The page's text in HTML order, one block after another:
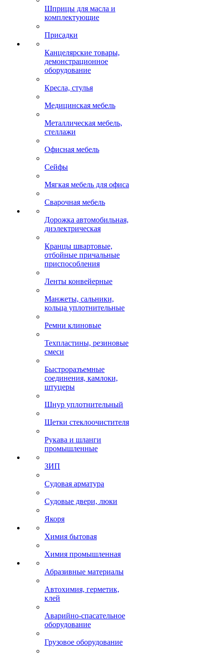
Шприцы для масла и
комплектующие
Присадки
Канцелярские товары,
демонстрационное
оборудование
Кресла, стулья
Медицинская мебель
Металлическая мебель,
стеллажи
Офисная мебель
Сейфы
Мягкая мебель для офиса
Сварочная мебель
Дорожка автомобильная,
диэлектрическая
Кранцы швартовые,
отбойные причальные
приспособления
Ленты конвейерные
Манжеты, сальники,
кольца уплотнительные
Ремни клиновые
Техпластины, резиновые
смеси
Быстроразъемные
соединения, камлоки,
штуцеры
Шнур уплотнительный
Щетки стеклоочистителя
Рукава и шланги
промышленные
ЗИП
Судовая арматура
Судовые двери, люки
Якоря
Химия бытовая
Химия промышленная
Абразивные материалы
Автохимия, герметик,
клей
Аварийно-спасательное
оборудование
Грузовое оборудование